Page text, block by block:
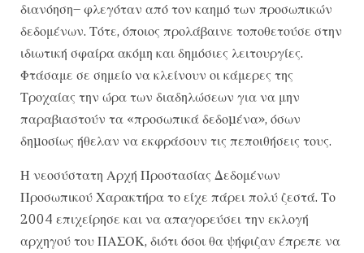
διανόηση– φλεγόταν από τον καημό των προσωπικών
δεδομένων. Τότε, όποιος προλάβαινε τοποθετούσε στην
ιδιωτική σφαίρα ακόμη και δημόσιες λειτουργίες.
Φτάσαμε σε σημείο να κλείνουν οι κάμερες της
Τροχαίας την ώρα των διαδηλώσεων για να μην
παραβιαστούν τα «προσωπικά δεδοµένα», όσων
δηµοσίως ήθελαν να εκφράσουν τις πεποιθήσεις τους.
Η νεοσύστατη Αρχή Προστασίας Δεδομένων
Προσωπικού Χαρακτήρα το είχε πάρει πολύ ζεστά. Το
2004 επιχείρησε και να απαγορεύσει την εκλογή
αρχηγού του ΠΑΣΟΚ, διότι όσοι θα ψήφιζαν έπρεπε να